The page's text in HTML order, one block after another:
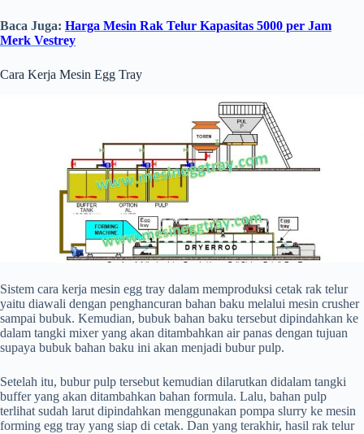
Baca Juga: Harga Mesin Rak Telur Kapasitas 5000 per Jam
Merk Vestrey
Cara Kerja Mesin Egg Tray
Sistem cara kerja mesin egg tray dalam memproduksi cetak rak telur
yaitu diawali dengan penghancuran bahan baku melalui mesin crusher
sampai bubuk. Kemudian, bubuk bahan baku tersebut dipindahkan ke
dalam tangki mixer yang akan ditambahkan air panas dengan tujuan
supaya bubuk bahan baku ini akan menjadi bubur pulp.
Setelah itu, bubur pulp tersebut kemudian dilarutkan didalam tangki
buffer yang akan ditambahkan bahan formula. Lalu, bahan pulp
terlihat sudah larut dipindahkan menggunakan pompa slurry ke mesin
forming egg tray yang siap di cetak. Dan yang terakhir, hasil rak telur